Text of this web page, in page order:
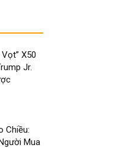
X50
Jr.
Chiều:
Mua